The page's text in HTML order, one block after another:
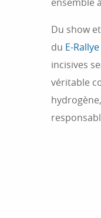
Du show
du E-
incisives
véritable